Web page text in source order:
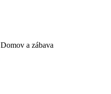
Domov a zábava